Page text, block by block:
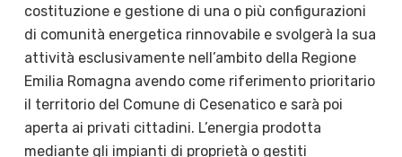
costituzione e gestione di una o più configurazioni
di comunità energetica rinnovabile e svolgerà la sua
attività esclusivamente nell’ambito della Regione
Emilia Romagna avendo come riferimento prioritario
il territorio del Comune di Cesenatico e sarà poi
aperta ai privati cittadini. L’energia prodotta
mediante gli impianti di proprietà o gestiti